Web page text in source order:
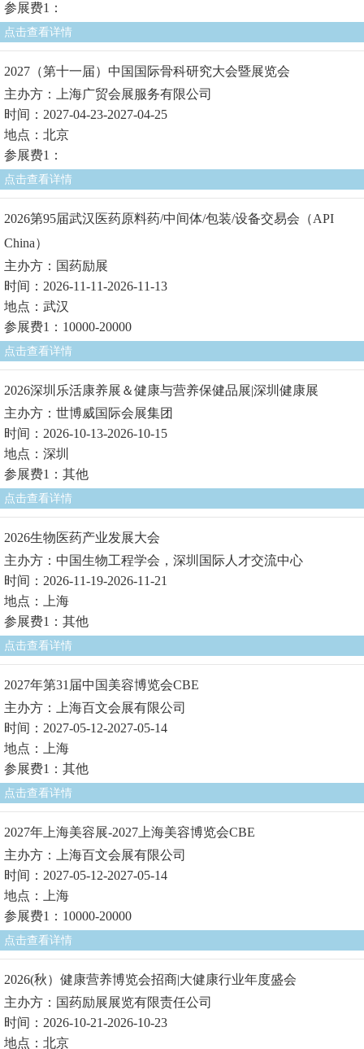
参展费1：
点击查看详情
2027（第十一届）中国国际骨科研究大会暨展览会
主办方：上海广贸会展服务有限公司
时间：2027-04-23-2027-04-25
地点：北京
参展费1：
点击查看详情
2026第95届武汉医药原料药/中间体/包装/设备交易会（API
China）
主办方：国药励展
时间：2026-11-11-2026-11-13
地点：武汉
参展费1：10000-20000
点击查看详情
2026深圳乐活康养展＆健康与营养保健品展|深圳健康展
主办方：世博威国际会展集团
时间：2026-10-13-2026-10-15
地点：深圳
参展费1：其他
点击查看详情
2026生物医药产业发展大会
主办方：中国生物工程学会，深圳国际人才交流中心
时间：2026-11-19-2026-11-21
地点：上海
参展费1：其他
点击查看详情
2027年第31届中国美容博览会CBE
主办方：上海百文会展有限公司
时间：2027-05-12-2027-05-14
地点：上海
参展费1：其他
点击查看详情
2027年上海美容展-2027上海美容博览会CBE
主办方：上海百文会展有限公司
时间：2027-05-12-2027-05-14
地点：上海
参展费1：10000-20000
点击查看详情
2026(秋）健康营养博览会招商|大健康行业年度盛会
主办方：国药励展展览有限责任公司
时间：2026-10-21-2026-10-23
地点：北京